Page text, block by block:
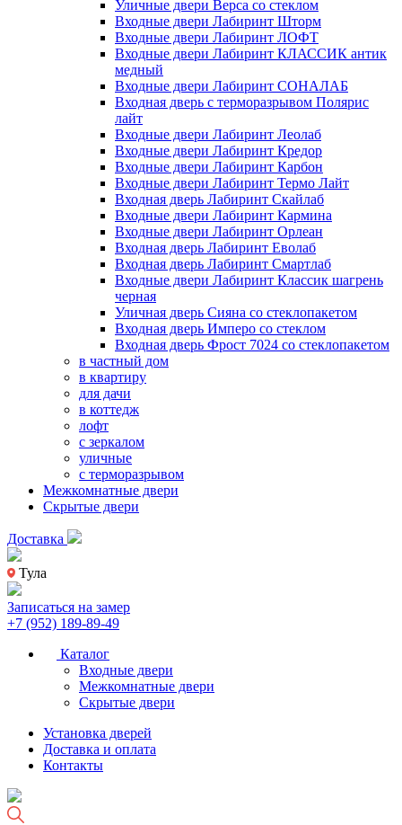
Уличные двери Верса со стеклом
Входные двери Лабиринт Шторм
Входные двери Лабиринт ЛОФТ
Входные двери Лабиринт КЛАССИК антик
медный
Входные двери Лабиринт СОНАЛАБ
Входная дверь с терморазрывом Полярис
лайт
Входные двери Лабиринт Леолаб
Входные двери Лабиринт Кредор
Входные двери Лабиринт Карбон
Входные двери Лабиринт Термо Лайт
Входная дверь Лабиринт Скайлаб
Входные двери Лабиринт Кармина
Входные двери Лабиринт Орлеан
Входная дверь Лабиринт Еволаб
Входная дверь Лабиринт Смартлаб
Входные двери Лабиринт Классик шагрень
черная
Уличная дверь Сияна со стеклопакетом
Входная дверь Имперо со стеклом
Входная дверь Фрост 7024 со стеклопакетом
в частный дом
в квартиру
для дачи
в коттедж
лофт
с зеркалом
уличные
с терморазрывом
Межкомнатные двери
Скрытые двери
Доставка
Тула
Записаться на замер
+7 (952) 189-89-49
Каталог
Входные двери
Межкомнатные двери
Скрытые двери
Установка дверей
Доставка и оплата
Контакты